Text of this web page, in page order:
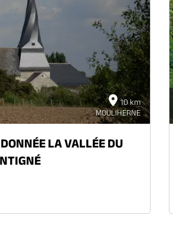
10 km
MOULIHERNE
LA VALLÉE DU